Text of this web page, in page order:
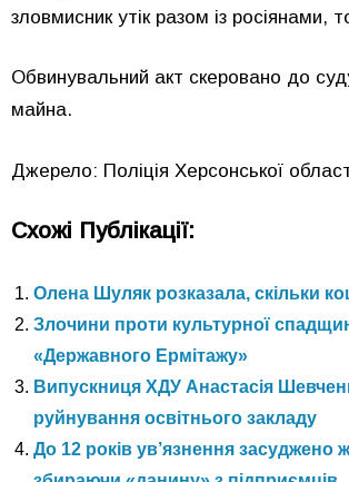
зловмисник утік разом із росіянами,
Обвинувальний акт скеровано до
майна.
Джерело: Поліція Херсонської
Схожі Публікації:
Олена Шуляк розказала, скільки
Злочини проти культурної
«Державного Ермітажу»
Випускниця ХДУ Анастасія
руйнування освітнього закладу
До 12 років ув’язнення засуджено